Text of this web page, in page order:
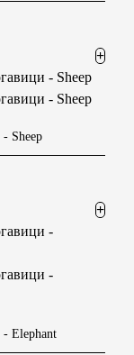
- Sheep
- Elephant